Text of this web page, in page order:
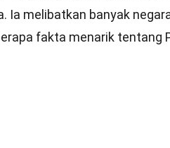
Ia melibatkan banyak
fakta menarik tentang